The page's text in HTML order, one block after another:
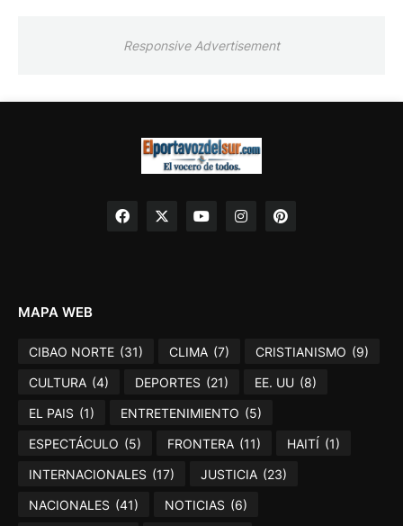
Responsive Advertisement
MAPA WEB
CIBAO NORTE (31) CLIMA (7) CRISTIANISMO (9)
CULTURA (4) DEPORTES (21) EE. UU (8)
EL PAIS (1) ENTRETENIMIENTO (5)
ESPECTÁCULO (5) FRONTERA (11) HAITÍ (1)
INTERNACIONALES (17) JUSTICIA (23)
NACIONALES (41) NOTICIAS (6)